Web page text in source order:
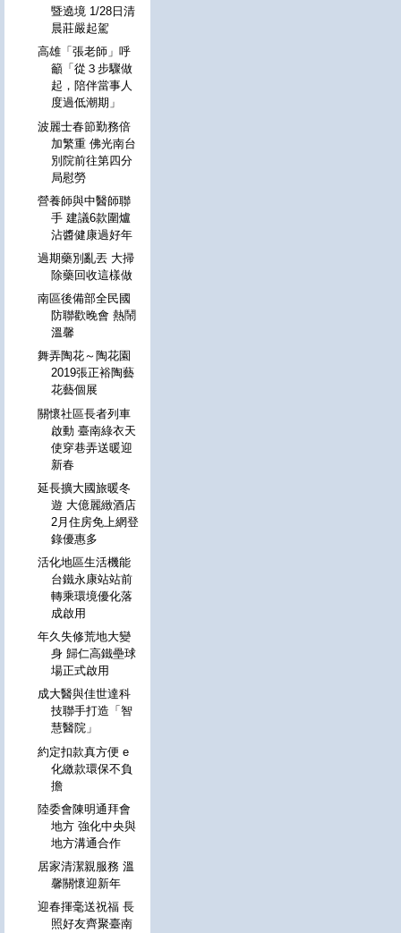
暨遶境 1/28日清
晨莊嚴起駕
高雄「張老師」呼
籲「從３步驟做
起，陪伴當事人
度過低潮期」
波麗士春節勤務倍
加繁重 佛光南台
別院前往第四分
局慰勞
營養師與中醫師聯
手 建議6款圍爐
沾醬健康過好年
過期藥別亂丟 大掃
除藥回收這樣做
南區後備部全民國
防聯歡晚會 熱鬧
溫馨
舞弄陶花～陶花園
2019張正裕陶藝
花藝個展
關懷社區長者列車
啟動 臺南綠衣天
使穿巷弄送暖迎
新春
延長擴大國旅暖冬
遊 大億麗緻酒店
2月住房免上網登
錄優惠多
活化地區生活機能
台鐵永康站站前
轉乘環境優化落
成啟用
年久失修荒地大變
身 歸仁高鐵壘球
場正式啟用
成大醫與佳世達科
技聯手打造「智
慧醫院」
約定扣款真方便 e
化繳款環保不負
擔
陸委會陳明通拜會
地方 強化中央與
地方溝通合作
居家清潔親服務 溫
馨關懷迎新年
迎春揮毫送祝福 長
照好友齊聚臺南